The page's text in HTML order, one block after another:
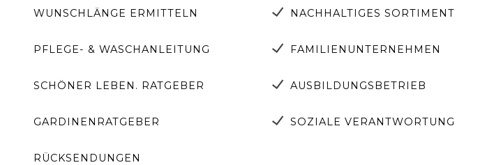
WUNSCHLÄNGE ERMITTELN
PFLEGE- & WASCHANLEITUNG
SCHÖNER LEBEN. RATGEBER
GARDINENRATGEBER
RÜCKSENDUNGEN
NACHHALTIGES SORTIMENT
FAMILIENUNTERNEHMEN
AUSBILDUNGSBETRIEB
SOZIALE VERANTWORTUNG